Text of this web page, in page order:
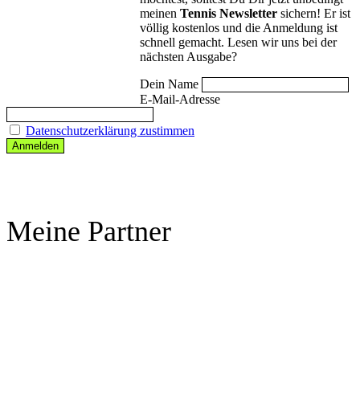
meinen Tennis Newsletter sichern! Er ist
völlig kostenlos und die Anmeldung ist
schnell gemacht. Lesen wir uns bei der
nächsten Ausgabe?
Dein Name
E-Mail-Adresse
Datenschutzerklärung zustimmen
Meine Partner